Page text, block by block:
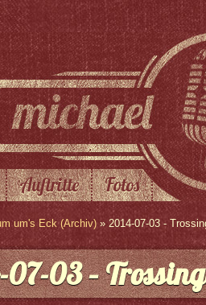
Auftritte Fotos
um's Eck (Archiv) » 2014-07-03 -
07-03 –